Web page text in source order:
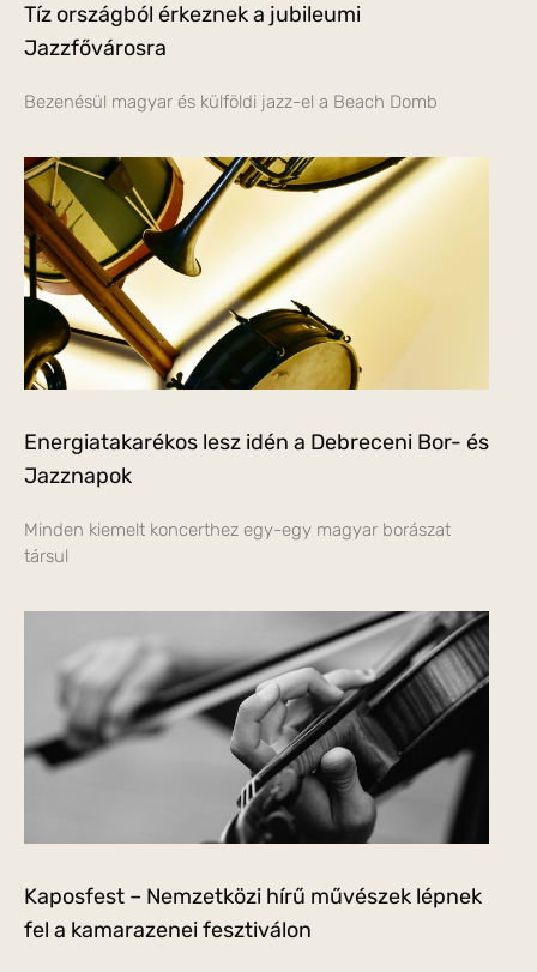
Tíz országból érkeznek a jubileumi
Jazzfővárosra
Bezenésül magyar és külföldi jazz-el a Beach Domb
Energiatakarékos lesz idén a Debreceni Bor- és
Jazznapok
Minden kiemelt koncerthez egy-egy magyar borászat
társul
Kaposfest – Nemzetközi hírű művészek lépnek
fel a kamarazenei fesztiválon